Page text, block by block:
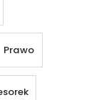
Prawo